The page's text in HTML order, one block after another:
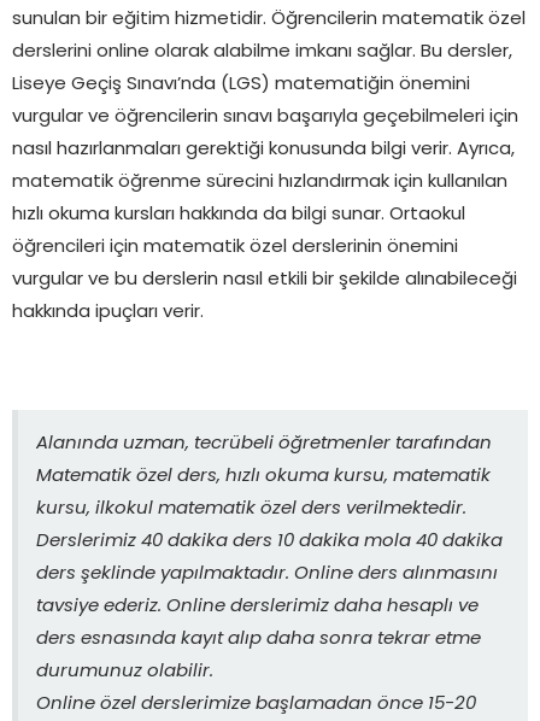
sunulan bir eğitim hizmetidir. Öğrencilerin matematik özel
derslerini online olarak alabilme imkanı sağlar. Bu dersler,
Liseye Geçiş Sınavı’nda (LGS) matematiğin önemini
vurgular ve öğrencilerin sınavı başarıyla geçebilmeleri için
nasıl hazırlanmaları gerektiği konusunda bilgi verir. Ayrıca,
matematik öğrenme sürecini hızlandırmak için kullanılan
hızlı okuma kursları hakkında da bilgi sunar. Ortaokul
öğrencileri için matematik özel derslerinin önemini
vurgular ve bu derslerin nasıl etkili bir şekilde alınabileceği
hakkında ipuçları verir.
Alanında uzman, tecrübeli öğretmenler tarafından
Matematik özel ders, hızlı okuma kursu, matematik
kursu, ilkokul matematik özel ders verilmektedir.
Derslerimiz 40 dakika ders 10 dakika mola 40 dakika
ders şeklinde yapılmaktadır. Online ders alınmasını
tavsiye ederiz. Online derslerimiz daha hesaplı ve
ders esnasında kayıt alıp daha sonra tekrar etme
durumunuz olabilir.
Online özel derslerimize başlamadan önce 15-20